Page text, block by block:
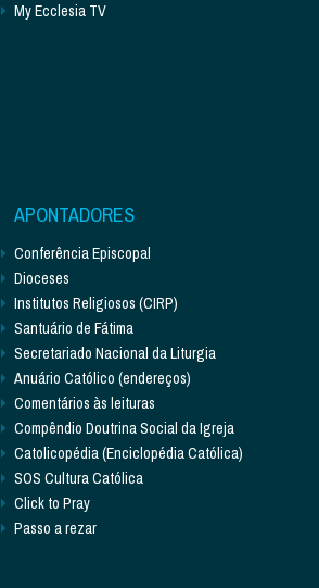
My Ecclesia TV
APONTADORES
Conferência Episcopal
Dioceses
Institutos Religiosos (CIRP)
Santuário de Fátima
Secretariado Nacional da Liturgia
Anuário Católico (endereços)
Comentários às leituras
Compêndio Doutrina Social da Igreja
Catolicopédia (Enciclopédia Católica)
SOS Cultura Católica
Click to Pray
Passo a rezar